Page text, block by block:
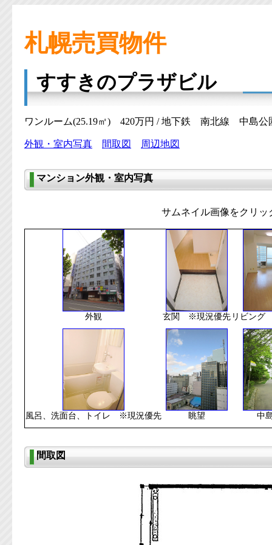
札幌売買物件
すすきのプラザビル
ワンルーム(25.19㎡) 420万円 / 地下鉄 南北線 中島公
外観・室内写真 間取図 周辺地図
マンション外観・室内写真
サムネイル画像をクリ
外観 玄関 ※現況優先 リビン
風呂、洗面台、トイレ ※現況優先 眺望 中
間取図